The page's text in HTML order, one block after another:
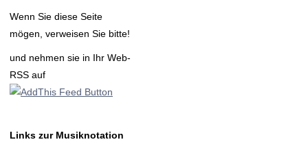
Wenn Sie diese Seite
mögen, verweisen Sie bitte!
und nehmen sie in Ihr Web-
RSS auf
Links zur Musiknotation